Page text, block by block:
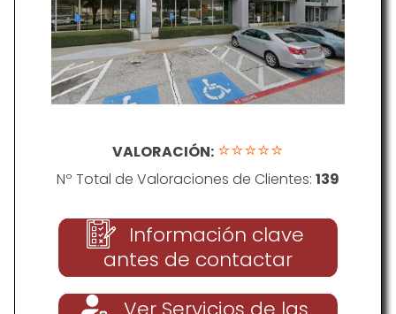
VALORACIÓN: ⭐⭐⭐⭐⭐
Nº Total de Valoraciones de Clientes: 139
Información clave
antes de contactar